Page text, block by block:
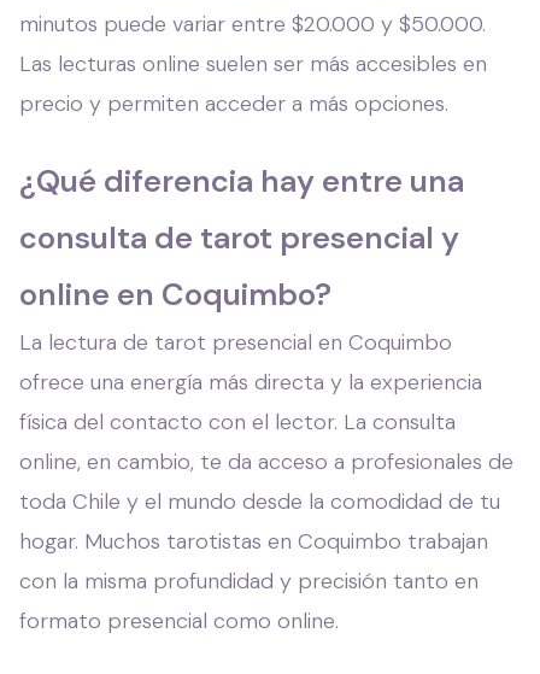
minutos puede variar entre $20.000 y $50.000.
Las lecturas online suelen ser más accesibles en
precio y permiten acceder a más opciones.
¿Qué diferencia hay entre una
consulta de tarot presencial y
online en Coquimbo?
La lectura de tarot presencial en Coquimbo
ofrece una energía más directa y la experiencia
física del contacto con el lector. La consulta
online, en cambio, te da acceso a profesionales de
toda Chile y el mundo desde la comodidad de tu
hogar. Muchos tarotistas en Coquimbo trabajan
con la misma profundidad y precisión tanto en
formato presencial como online.